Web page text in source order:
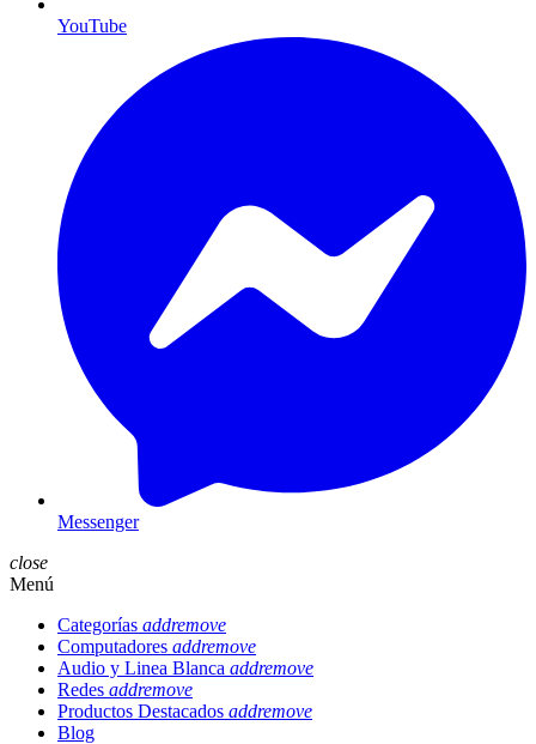
YouTube
Messenger
close
Menú
Categorías addremove
Computadores addremove
Audio y Linea Blanca addremove
Redes addremove
Productos Destacados addremove
Blog